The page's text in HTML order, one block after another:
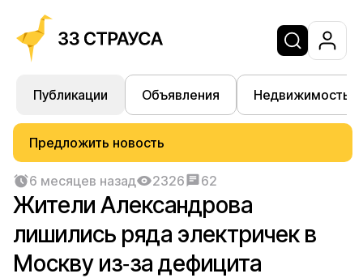
Публикации Объявления Недвижимость
Предложить новость
6 месяцев назад 2326 62
Жители Александрова
лишились ряда электричек в
Москву из‑за дефицита